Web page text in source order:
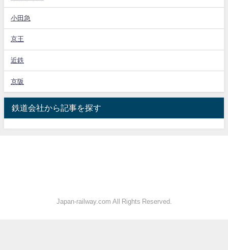
小田急
京王
近鉄
京阪
鉄道会社から記事を探す
Japan-railway.com All Rights Reserved.